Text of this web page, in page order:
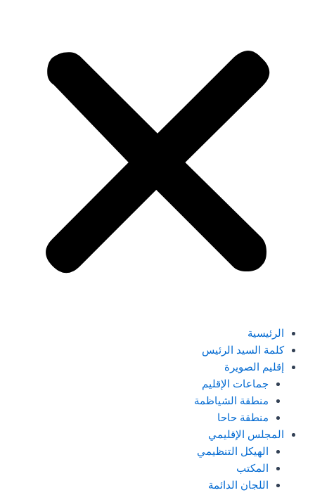
الرئيسية
كلمة السيد الرئيس
إقليم الصويرة
جماعات الإقليم
منطقة الشياظمة
منطقة حاحا
المجلس الإقليمي
الهيكل التنظيمي
المكتب
اللجان الدائمة